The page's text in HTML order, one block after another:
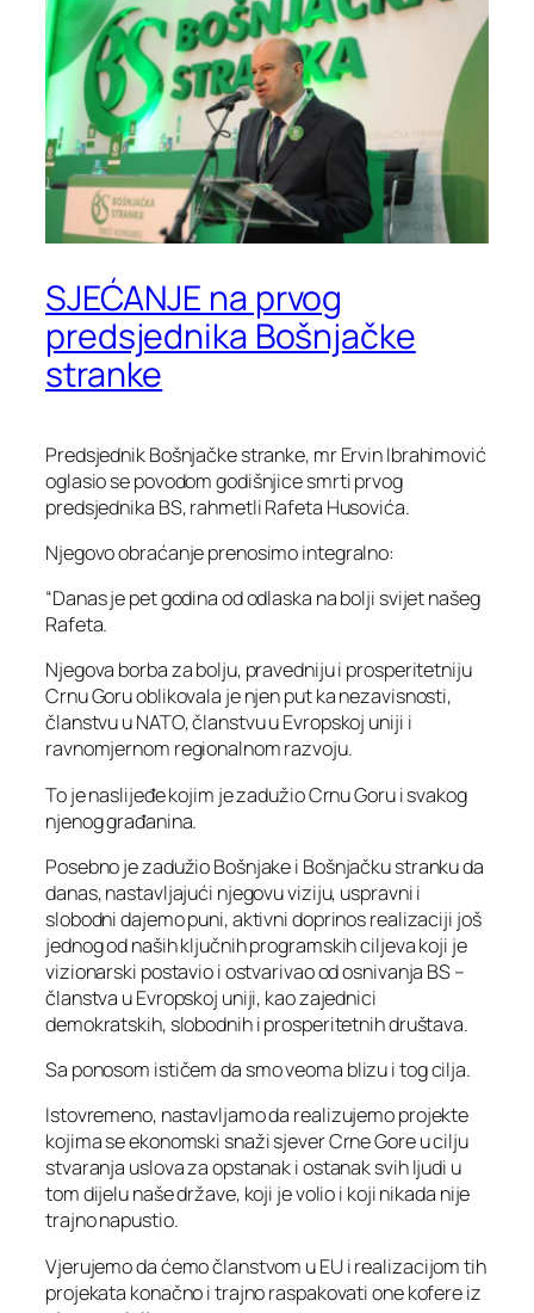
SJEĆANJE na prvog
predsjednika Bošnjačke
stranke
Predsjednik Bošnjačke stranke, mr Ervin Ibrahimović
oglasio se povodom godišnjice smrti prvog
predsjednika BS, rahmetli Rafeta Husovića.
Njegovo obraćanje prenosimo integralno:
“Danas je pet godina od odlaska na bolji svijet našeg
Rafeta.
Njegova borba za bolju, pravedniju i prosperitetniju
Crnu Goru oblikovala je njen put ka nezavisnosti,
članstvu u NATO, članstvu u Evropskoj uniji i
ravnomjernom regionalnom razvoju.
To je naslijeđe kojim je zadužio Crnu Goru i svakog
njenog građanina.
Posebno je zadužio Bošnjake i Bošnjačku stranku da
danas, nastavljajući njegovu viziju, uspravni i
slobodni dajemo puni, aktivni doprinos realizaciji još
jednog od naših ključnih programskih ciljeva koji je
vizionarski postavio i ostvarivao od osnivanja BS –
članstva u Evropskoj uniji, kao zajednici
demokratskih, slobodnih i prosperitetnih društava.
Sa ponosom ističem da smo veoma blizu i tog cilja.
Istovremeno, nastavljamo da realizujemo projekte
kojima se ekonomski snaži sjever Crne Gore u cilju
stvaranja uslova za opstanak i ostanak svih ljudi u
tom dijelu naše države, koji je volio i koji nikada nije
trajno napustio.
Vjerujemo da ćemo članstvom u EU i realizacijom tih
projekata konačno i trajno raspakovati one kofere iz